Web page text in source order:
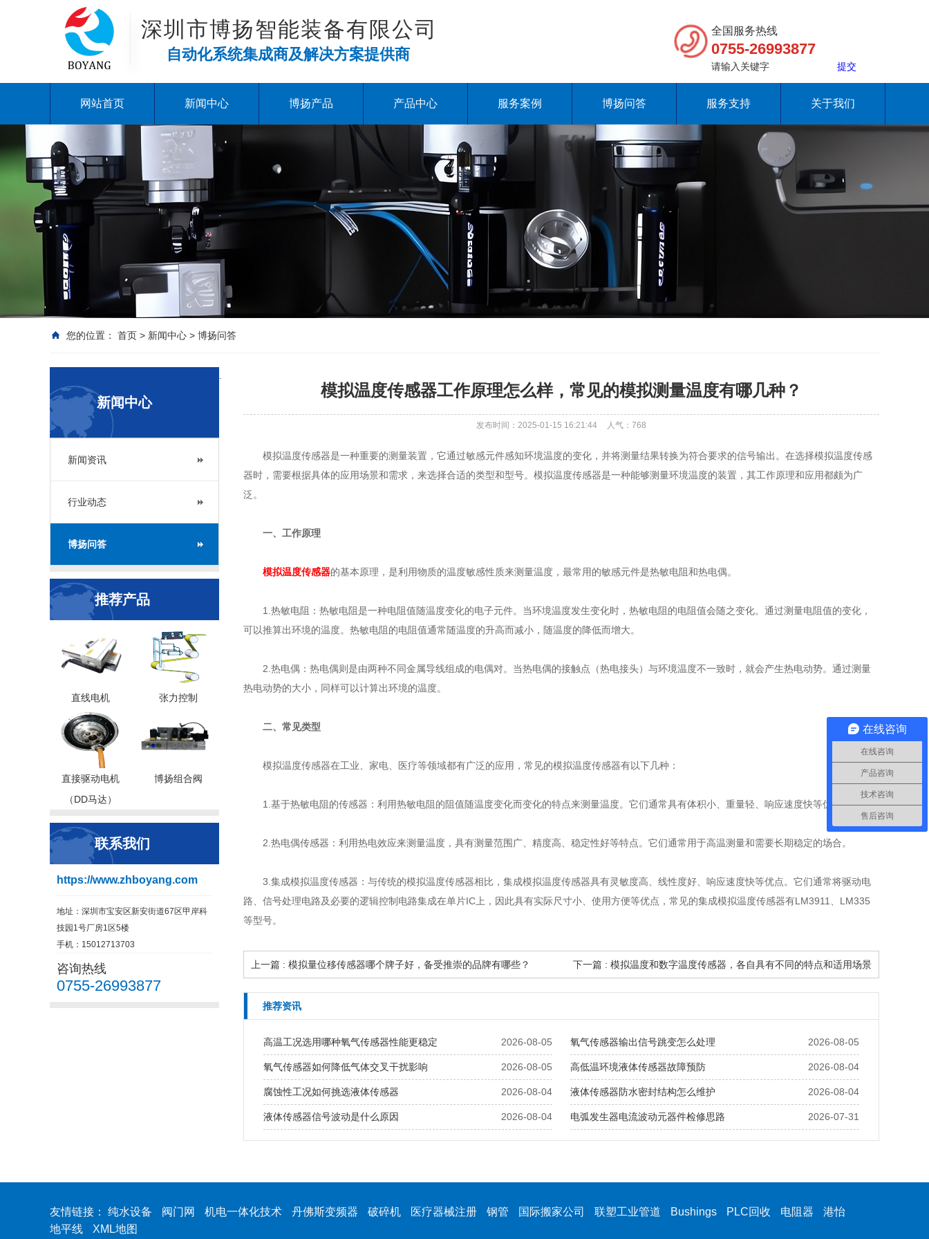
深圳市博扬智能装备有限公司
自动化系统集成商及解决方案提供商
全国服务热线
0755-26993877
网站首页 新闻中心 博扬产品 产品中心 服务案例 博扬问答 服务支持 关于我们
您的位置： 首页 > 新闻中心 > 博扬问答
新闻中心
新闻资讯
行业动态
博扬问答
推荐产品
直线电机 张力控制
直接驱动电机
（DD马达）
博扬组合阀
联系我们
https://www.zhboyang.com
地址：深圳市宝安区新安街道67区甲岸科
技园1号厂房1区5楼
手机：15012713703
咨询热线
0755-26993877
模拟温度传感器工作原理怎么样，常见的模拟测量温度有哪几种？
发布时间：2025-01-15 16:21:44 人气： 768
模拟温度传感器是一种重要的测量装置，它通过敏感元件感知环境温度的变化，并将测量结果转换为符合要求的信号输出。在选择模拟温度传感
器时，需要根据具体的应用场景和需求，来选择合适的类型和型号。模拟温度传感器是一种能够测量环境温度的装置，其工作原理和应用都颇为广
泛。
一、工作原理
模拟温度传感器的基本原理，是利用物质的温度敏感性质来测量温度，最常用的敏感元件是热敏电阻和热电偶。
‌1.热敏电阻‌：热敏电阻是一种电阻值随温度变化的电子元件。当环境温度发生变化时，热敏电阻的电阻值会随之变化。通过测量电阻值的变化，
可以推算出环境的温度。热敏电阻的电阻值通常随温度的升高而减小，随温度的降低而增大。
‌2.热电偶‌：热电偶则是由两种不同金属导线组成的电偶对。当热电偶的接触点（热电接头）与环境温度不一致时，就会产生热电动势。通过测量
热电动势的大小，同样可以计算出环境的温度。
二、常见类型
模拟温度传感器在工业、家电、医疗等领域都有广泛的应用，常见的模拟温度传感器有以下几种：
1‌.基于热敏电阻的传感器‌：利用热敏电阻的阻值随温度变化而变化的特点来测量温度。它们通常具有体积小、重量轻、响应速度快等优点。
2‌.热电偶传感器‌：利用热电效应来测量温度，具有测量范围广、精度高、稳定性好等特点。它们通常用于高温测量和需要长期稳定的场合。
3‌.集成模拟温度传感器‌：与传统的模拟温度传感器相比，集成模拟温度传感器具有灵敏度高、线性度好、响应速度快等优点。它们通常将驱动电
路、信号处理电路及必要的逻辑控制电路集成在单片IC上，因此具有实际尺寸小、使用方便等优点，常见的集成模拟温度传感器有LM3911、LM335
等型号。
上一篇 : 模拟量位移传感器哪个牌子好，备受推崇的品牌有哪些？ 下一篇 : 模拟温度和数字温度传感器，各自具有不同的特点和适用场景
推荐资讯
2026-08-05
高温工况选用哪种氧气传感器性能更稳定 2026-08-05
氧气传感器输出信号跳变怎么处理
2026-08-05
氧气传感器如何降低气体交叉干扰影响 2026-08-04
高低温环境液体传感器故障预防
2026-08-04
腐蚀性工况如何挑选液体传感器 2026-08-04
液体传感器防水密封结构怎么维护
2026-08-04
液体传感器信号波动是什么原因 2026-07-31
电弧发生器电流波动元器件检修思路
友情链接： 纯水设备 阀门网 机电一体化技术 丹佛斯变频器 破碎机 医疗器械注册 钢管 国际搬家公司 联塑工业管道 Bushings PLC回收 电阻器
港怡
地平线
XML地图
在线咨询
在线咨询
产品咨询
技术咨询
售后咨询